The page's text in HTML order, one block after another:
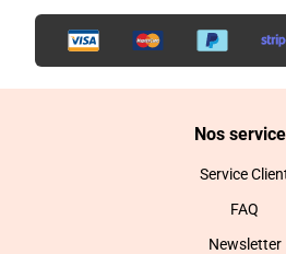
Nos
Service
FAQ
Newsletter